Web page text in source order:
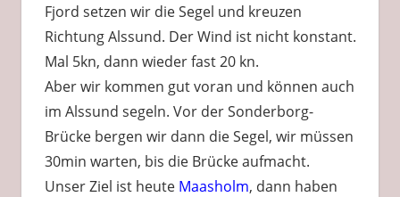
Fjord setzen wir die Segel und kreuzen
Richtung Alssund. Der Wind ist nicht konstant.
Mal 5kn, dann wieder fast 20 kn.
Aber wir kommen gut voran und können auch
im Alssund segeln. Vor der Sonderborg-
Brücke bergen wir dann die Segel, wir müssen
30min warten, bis die Brücke aufmacht.
Unser Ziel ist heute Maasholm, dann haben